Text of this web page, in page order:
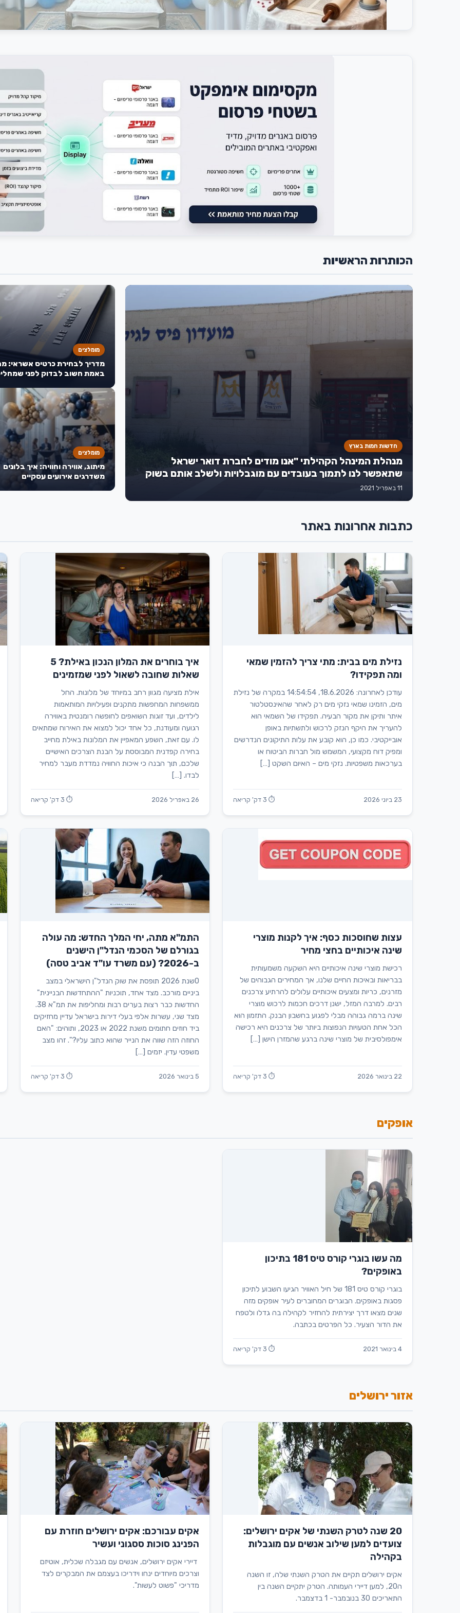
הכותרות הראשיות
חדשות חמות בארץ
מנהלת המינהל הקהילתי "אנו מודים לחברת דואר ישראל
שתאפשר לנו לתמוך בעובדים עם מוגבלויות ולשלב אותם בשוק
העבודה"
11 באפריל 2021
מומלצים
מדריך לבחירת כרטיס אשראי:
באמת חשוב לבדוק לפני
מומלצים
מיתוג, אווירה וחוויה: איך בלונים
משדרגים אירועים עסקיים
כתבות אחרונות באתר
נזילת מים בבית: מתי צריך להזמין שמאי
ומה תפקידו?
עודכן לאחרונה: 18.6.2026, 14:54:54 במקרה של נזילת
מים, הזמינו שמאי נזקי מים רק לאחר שהאינסטלטור
איתר ותיקן את מקור הבעיה. תפקידו של השמאי הוא
להעריך את היקף הנזק לרכוש ולתשתיות באופן
אובייקטיבי. כמו כן, הוא קובע את עלות התיקונים הנדרשים
ומפיק דוח מקצועי, המשמש מול חברות הביטוח או
בערכאות משפטיות. נזקי מים – האיום השקט […]
23 ביוני 2026 ⏱ 3 דק' קריאה
איך בוחרים את המלון הנכון באילת? 5
שאלות שחובה לשאול לפני שמזמינים
אילת מציעה מגוון רחב במיוחד של מלונות. החל
ממשפחות המחפשות מתקנים ופעילויות המותאמות
לילדים, ועד זוגות השואפים לחופשה רומנטית באווירה
רגועה ומעודנת, כל אחד יכול למצוא את האירוח שמתאים
לו. עם זאת, השפע המאפיין את המלונות באילת מחייב
בחירה קפדנית המבוססת על הבנת הצרכים האישיים
שלכם, תוך הבנה כי איכות החוויה נמדדת מעבר למחיר
לבדו. […]
26 באפריל 2026 ⏱ 3 דק' קריאה
עצות שחוסכות כסף: איך לקנות מוצרי
שינה איכותיים בחצי מחיר
רכישת מוצרי שינה איכותיים היא השקעה משמעותית
בבריאות ובאיכות החיים שלנו, אך המחירים הגבוהים של
מזרנים, כריות ומצעים איכותיים עלולים להרתיע צרכנים
רבים. למרבה המזל, ישנן דרכים חכמות לרכוש מוצרי
שינה ברמה גבוהה מבלי לפגוע בחשבון הבנק. התזמון הוא
הכל אחת הטעויות הנפוצות ביותר של צרכנים היא רכישה
אימפולסיבית של מוצרי שינה ברגע שהמזרן הישן […]
22 בינואר 2026 ⏱ 3 דק' קריאה
התמ"א מתה, יחי המלך החדש: מה עולה
בגורלם של הסכמי הנדל"ן הישנים
ב-2026? (עם משרד עו"ד אביב טסה)
0שנת 2026 תופסת את שוק הנדל"ן הישראלי במצב
ביניים מורכב. מצד אחד, תוכניות "ההתחדשות הבניינית"
החדשות כבר רצות בערים רבות ומחליפות את תמ"א 38.
מצד שני, עשרות אלפי בעלי דירות בישראל עדיין מחזיקים
ביד חוזים חתומים משנת 2022 או 2023, ותוהים: "האם
החוזה הזה שווה את הנייר שהוא כתוב עליו?". זהו מצב
משפטי עדין. יזמים […]
5 בינואר 2026 ⏱ 3 דק' קריאה
אופקים
מה עשו בוגרי קורס טיס 181 בתיכון
באופקים?
בוגרי קורס טיס 181 של חיל האוויר הגיעו השבוע לתיכון
פסגות באופקים. הבוגרים המחוברים לעיר אופקים מזה
שנים מצאו דרך יצירתית להחזיר לקהילה בה גדלו ולטפח
את הדור הצעיר. כל הפרטים בכתבה.
4 בינואר 2021 ⏱ 3 דק' קריאה
אזור ירושלים
20 שנה לטרק השנתי של אקים ירושלים:
צועדים למען שילוב אנשים עם מוגבלות
בקהילה
אקים ירושלים תקיים את הטרק השנתי שלה, זו השנה
ה20, למען דיירי העמותה. הטרק יתקיים השנה בין
התאריכים 30 בנובמבר- 1 בדצמבר.
אקים עבורכם: אקים ירושלים חוזרת עם
הפנינג סוכות ססגוני ועשיר
דיירי אקים ירושלים, אנשים עם מגבלה שכלית, אוטיזם
וצרכים מיוחדים ינחו וידריכו בעצמם את המבקרים לצד
מדריכי "פשוט לעשות".